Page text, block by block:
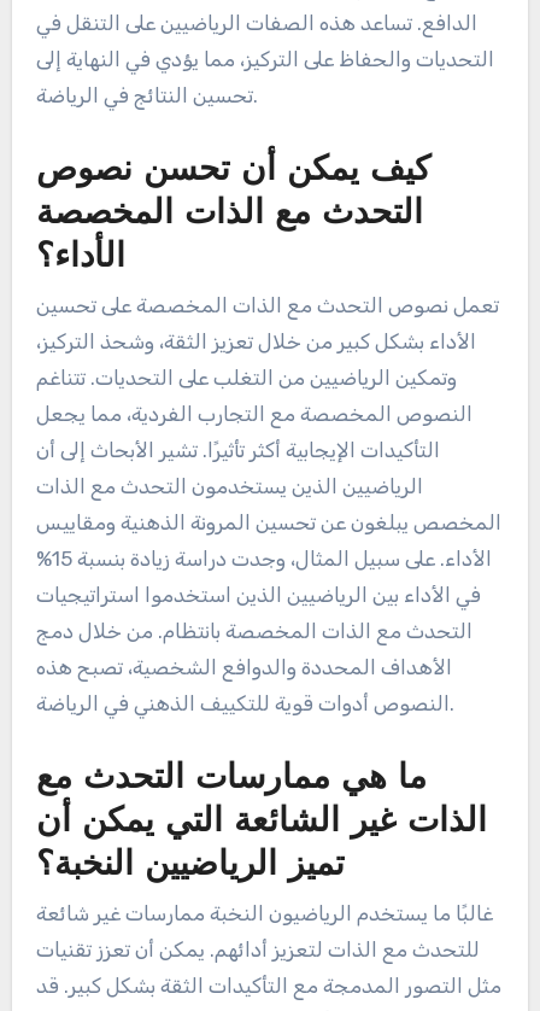
الدافع. تساعد هذه الصفات الرياضيين على التنقل في
التحديات والحفاظ على التركيز، مما يؤدي في النهاية إلى
تحسين النتائج في الرياضة.
كيف يمكن أن تحسن نصوص
التحدث مع الذات المخصصة
الأداء؟
تعمل نصوص التحدث مع الذات المخصصة على تحسين
الأداء بشكل كبير من خلال تعزيز الثقة، وشحذ التركيز،
وتمكين الرياضيين من التغلب على التحديات. تتناغم
النصوص المخصصة مع التجارب الفردية، مما يجعل
التأكيدات الإيجابية أكثر تأثيرًا. تشير الأبحاث إلى أن
الرياضيين الذين يستخدمون التحدث مع الذات
المخصص يبلغون عن تحسين المرونة الذهنية ومقاييس
الأداء. على سبيل المثال، وجدت دراسة زيادة بنسبة 15%
في الأداء بين الرياضيين الذين استخدموا استراتيجيات
التحدث مع الذات المخصصة بانتظام. من خلال دمج
الأهداف المحددة والدوافع الشخصية، تصبح هذه
النصوص أدوات قوية للتكييف الذهني في الرياضة.
ما هي ممارسات التحدث مع
الذات غير الشائعة التي يمكن أن
تميز الرياضيين النخبة؟
غالبًا ما يستخدم الرياضيون النخبة ممارسات غير شائعة
للتحدث مع الذات لتعزيز أدائهم. يمكن أن تعزز تقنيات
مثل التصور المدمجة مع التأكيدات الثقة بشكل كبير. قد